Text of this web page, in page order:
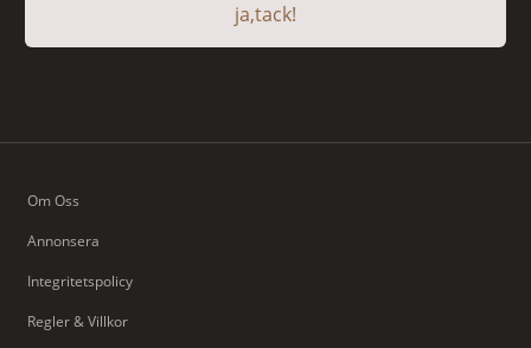
ja,tack!
Om Oss
Annonsera
Integritetspolicy
Regler & Villkor